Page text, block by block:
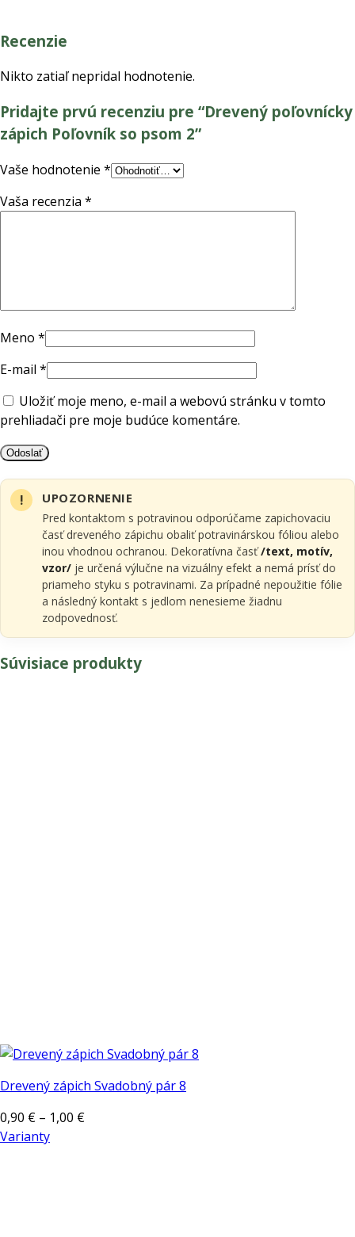
Recenzie
Nikto zatiaľ nepridal hodnotenie.
Pridajte prvú recenziu pre “Drevený poľovnícky
zápich Poľovník so psom 2”
Vaše hodnotenie *
Vaša recenzia *
Meno *
E-mail *
Uložiť moje meno, e-mail a webovú stránku v tomto
prehliadači pre moje budúce komentáre.
UPOZORNENIE
Pred kontaktom s potravinou odporúčame zapichovaciu
časť dreveného zápichu obaliť potravinárskou fóliou alebo
inou vhodnou ochranou. Dekoratívna časť/text, motív,
vzor/ je určená výlučne na vizuálny efekt a nemá prísť do
priameho styku s potravinami. Za prípadné nepoužitie fólie
a následný kontakt s jedlom nenesieme žiadnu
zodpovednosť.
Súvisiace produkty
Drevený zápich Svadobný pár 8
0,90 € – 1,00 €Price
Varianty